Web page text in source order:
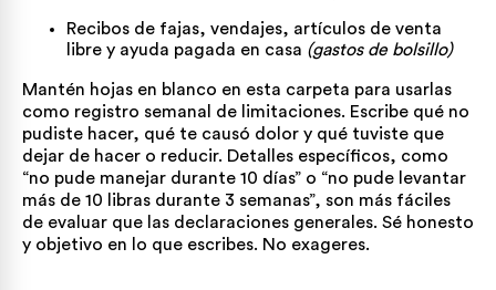
Recibos de fajas, vendajes, artículos de venta
libre y ayuda pagada en casa (gastos de bolsillo)
Mantén hojas en blanco en esta carpeta para usarlas
como registro semanal de limitaciones. Escribe qué no
pudiste hacer, qué te causó dolor y qué tuviste que
dejar de hacer o reducir. Detalles específicos, como
“no pude manejar durante 10 días” o “no pude levantar
más de 10 libras durante 3 semanas”, son más fáciles
de evaluar que las declaraciones generales. Sé honesto
y objetivo en lo que escribes. No exageres.